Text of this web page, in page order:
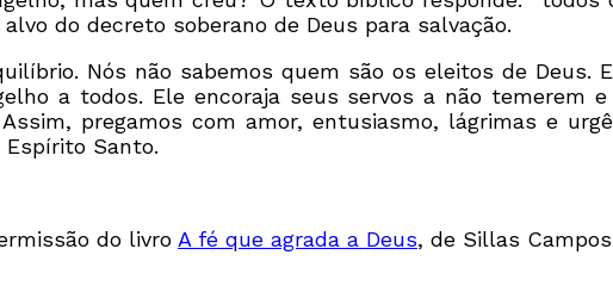
do decreto soberano de Deus para salvação.
Nós não sabemos quem são os eleitos de Deus.
a todos. Ele encoraja seus servos a não temerem
pregamos com amor, entusiasmo, lágrimas e
Santo.
do livro A fé que agrada a Deus, de Sillas